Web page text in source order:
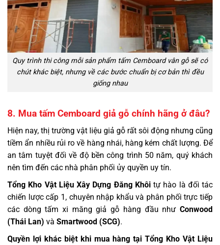
Quy trình thi công mỗi sản phẩm tấm Cemboard vân gỗ sẽ có
chút khác biệt, nhưng về các bước chuẩn bị cơ bản thì đều
giống nhau
8. Mua tấm Cemboard giả gỗ chính hãng ở đâu?
Hiện nay, thị trường vật liệu giả gỗ rất sôi động nhưng cũng
tiềm ẩn nhiều rủi ro về hàng nhái, hàng kém chất lượng. Để
an tâm tuyệt đối về độ bền công trình 50 năm, quý khách
nên tìm đến các nhà phân phối ủy quyền uy tín.
Tổng Kho Vật Liệu Xây Dựng Đăng Khôitự hào là đối tác
chiến lược cấp 1, chuyên nhập khẩu và phân phối trực tiếp
các dòng tấm xi măng giả gỗ hàng đầu như Conwood
(Thái Lan) và Smartwood (SCG).
Quyền lợi khác biệt khi mua hàng tại Tổng Kho Vật Liệu